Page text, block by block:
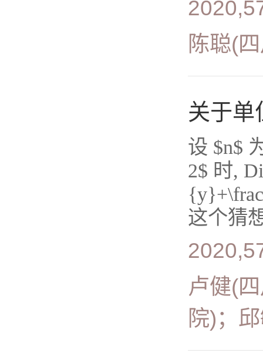
陈聪(
关于单
设 $n$
2$ 时,
这个猜
卢健(
院)；